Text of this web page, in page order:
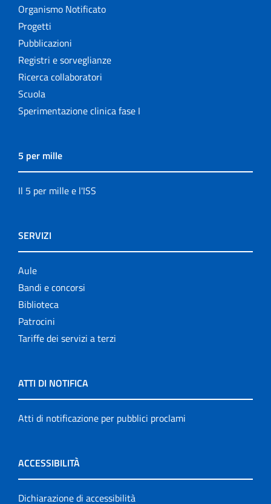
Organismo Notificato
Progetti
Pubblicazioni
Registri e sorveglianze
Ricerca collaboratori
Scuola
Sperimentazione clinica fase I
5 per mille
Il 5 per mille e l'ISS
SERVIZI
Aule
Bandi e concorsi
Biblioteca
Patrocini
Tariffe dei servizi a terzi
ATTI DI NOTIFICA
Atti di notificazione per pubblici proclami
ACCESSIBILITÀ
Dichiarazione di accessibilità